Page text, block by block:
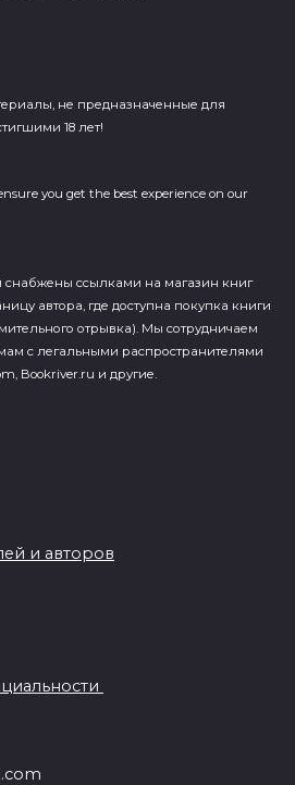
не предназначенные для
18 лет!
you get the best experience on our
ссылками на магазин книг
автора, где доступна покупка книги
отрывка). Мы сотрудничаем
с легальными распространителями
Bookriver.ru и другие.
и авторов